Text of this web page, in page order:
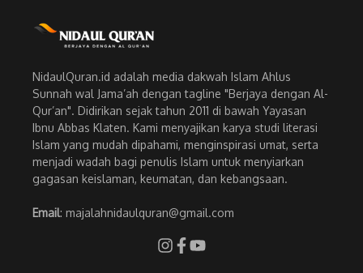
NidaulQuran.id adalah media dakwah Islam Ahlus
Sunnah wal Jama’ah dengan tagline "Berjaya dengan Al-
Qur’an". Didirikan sejak tahun 2011 di bawah Yayasan
Ibnu Abbas Klaten. Kami menyajikan karya studi literasi
Islam yang mudah dipahami, menginspirasi umat, serta
menjadi wadah bagi penulis Islam untuk menyiarkan
gagasan keislaman, keumatan, dan kebangsaan.
Email: majalahnidaulquran@gmail.com